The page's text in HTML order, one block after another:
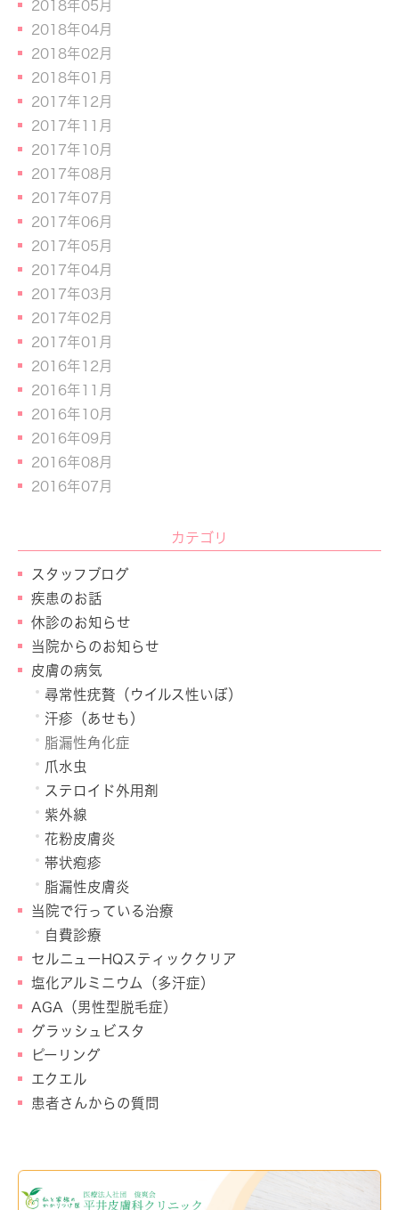
2018年05月
2018年04月
2018年02月
2018年01月
2017年12月
2017年11月
2017年10月
2017年08月
2017年07月
2017年06月
2017年05月
2017年04月
2017年03月
2017年02月
2017年01月
2016年12月
2016年11月
2016年10月
2016年09月
2016年08月
2016年07月
カテゴリ
スタッフブログ
疾患のお話
休診のお知らせ
当院からのお知らせ
皮膚の病気
尋常性疣贅（ウイルス性いぼ）
汗疹（あせも）
脂漏性角化症
爪水虫
ステロイド外用剤
紫外線
花粉皮膚炎
帯状疱疹
脂漏性皮膚炎
当院で行っている治療
自費診療
セルニューHQスティッククリア
塩化アルミニウム（多汗症）
AGA（男性型脱毛症）
グラッシュビスタ
ピーリング
エクエル
患者さんからの質問